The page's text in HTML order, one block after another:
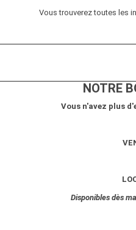
Vous trouverez toutes les
NOTRE
Vous n'avez plus
Disponibles dès